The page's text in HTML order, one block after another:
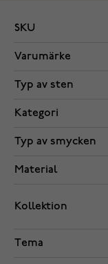
SKU
Varumärke
Typ av sten
Kategori
Typ av smycken
Material
Kollektion
Tema